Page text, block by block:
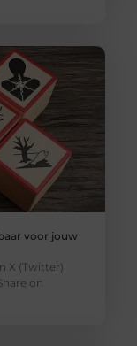
voor jouw
X (Twitter)
on